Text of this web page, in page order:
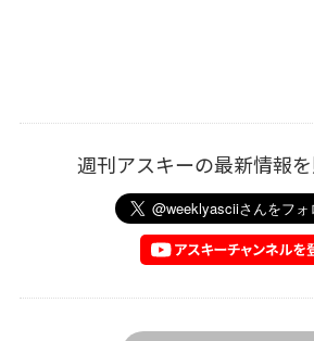
週刊アスキーの最新情報